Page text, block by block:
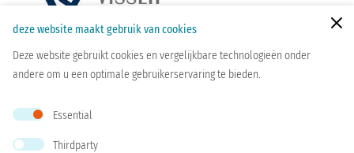
Zoeken
© Fries Scheepvaart Museum
deze website maakt gebruik van cookies
Deze website gebruikt cookies en vergelijkbare technologieën onder
andere om u een optimale gebruikerservaring te bieden.
Essential
Thirdparty